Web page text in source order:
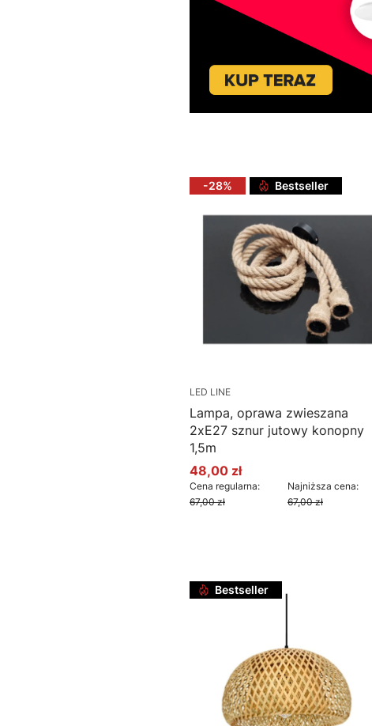
-28% Bestseller
LED LINE
Lampa, oprawa zwieszana
2xE27 sznur jutowy konopny
1,5m
Cena promocyjna
48,00 zł
Cena regularna:
67,00 zł
Najniższa cena:
67,00 zł
Bestseller